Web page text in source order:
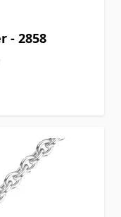
- 2858